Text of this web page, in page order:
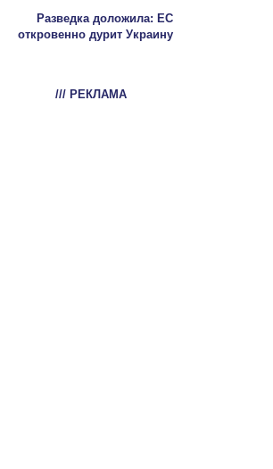
Разведка доложила: ЕС
откровенно дурит Украину
/// РЕКЛАМА